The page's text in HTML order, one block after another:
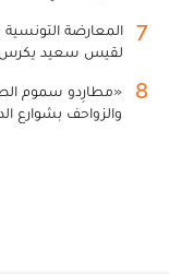
7
المعارضة
لقيس سعيد يكرس
8
«مطارِدو سموم
والزواحف بشوارع